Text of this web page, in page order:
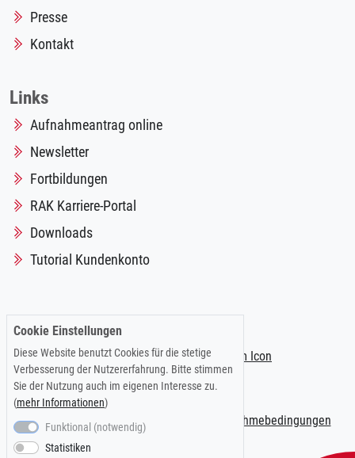
Presse
Kontakt
Links
Aufnahmeantrag online
Newsletter
Fortbildungen
RAK Karriere-Portal
Downloads
Tutorial Kundenkonto
Impressum |Datenschutzerklärung Teilnahmebedingungen
Cookie Einstellungen
Diese Website benutzt Cookies für die stetige
Verbesserung der Nutzererfahrung. Bitte stimmen
Sie der Nutzung auch im eigenen Interesse zu.
(mehr Informationen)
Funktional (notwendig)
Statistiken